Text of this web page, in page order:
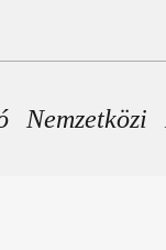
Nemzetközi